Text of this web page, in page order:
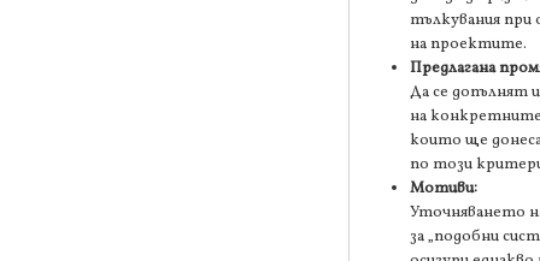
тълкувания при
на проектите.
Предлагана
Да се допълнят
на
които ще
по този
Мотиви:
Уточняването
за „подобни